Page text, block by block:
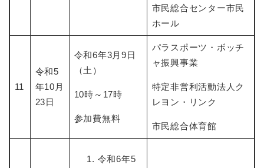
市民総合センター市民
ホール
11
令和5
年10月
23日
令和6年3月9日
（土）
10時～17時
参加費無料
パラスポーツ・ボッチ
ャ振興事業
特定非営利活動法人ク
レヨン・リンク
市民総合体育館
令和6年5